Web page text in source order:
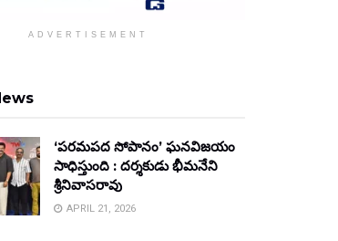
ADVERTISEMENT
‘పరమపద సోపానం’ ఘనవిజయం
సాధిస్తుంది : దర్శకుడు భీమనేని
శ్రీనివాసరావు
APRIL 21, 2026